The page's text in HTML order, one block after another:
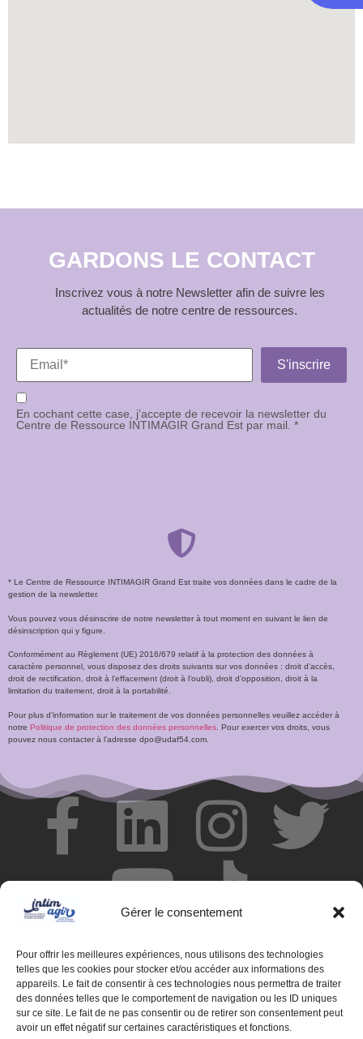
Gérer le consentement
Pour offrir les meilleures expériences, nous utilisons des technologies
telles que les cookies pour stocker et/ou accéder aux informations des
appareils. Le fait de consentir à ces technologies nous permettra de traiter
des données telles que le comportement de navigation ou les ID uniques
sur ce site. Le fait de ne pas consentir ou de retirer son consentement peut
avoir un effet négatif sur certaines caractéristiques et fonctions.
GARDONS LE CONTACT
Inscrivez vous à notre Newsletter afin de suivre les
actualités de notre centre de ressources.
En cochant cette case, j’accepte de recevoir la newsletter du
Centre de Ressource INTIMAGIR Grand Est par mail. *
* Le Centre de Ressource INTIMAGIR Grand Est traite vos données dans le cadre de la
gestion de la newsletter.
Vous pouvez vous désinscrire de notre newsletter à tout moment en suivant le lien de
désinscription qui y figure.
Conformément au Règlement (UE) 2016/679 relatif à la protection des données à
caractère personnel, vous disposez des droits suivants sur vos données : droit d’accès,
droit de rectification, droit à l’effacement (droit à l’oubli), droit d’opposition, droit à la
limitation du traitement, droit à la portabilité.
Pour plus d’information sur le traitement de vos données personnelles veuillez accéder à
notre Politique de protection des données personnelles . Pour exercer vos droits, vous
pouvez nous contacter à l’adresse dpo@udaf54.com.
© Centre de ressources INTIMAGIR Grand Est – 124 rue de
Newcastle 54000 NANCY